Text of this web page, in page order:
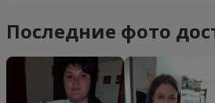
Последние фото